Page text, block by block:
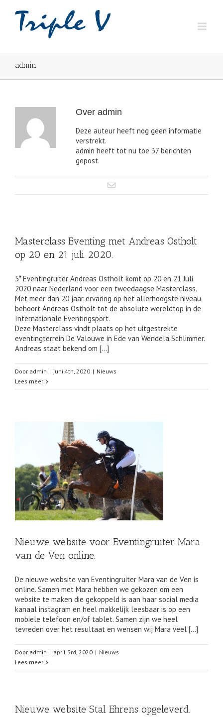
admin
Over admin
Deze auteur heeft nog geen informatie
verstrekt.
admin heeft tot nu toe 37 berichten
gepost.
Masterclass Eventing met Andreas Ostholt
op 20 en 21 juli 2020.
5* Eventingruiter Andreas Ostholt komt op 20 en 21 Juli
2020 naar Nederland voor een tweedaagse Masterclass.
Met meer dan 20 jaar ervaring op het allerhoogste niveau
behoort Andreas Ostholt tot de absolute wereldtop in de
Internationale Eventingsport.
Deze Masterclass vindt plaats op het uitgestrekte
eventingterrein De Valouwe in Ede van Wendela Schlimmer.
Andreas staat bekend om […]
Door admin | juni 4th, 2020 | Nieuws
Lees meer
Nieuwe website voor Eventingruiter Mara
van de Ven online.
De nieuwe website van Eventingruiter Mara van de Ven is
online. Samen met Mara hebben we gekozen om een
website te maken die gekoppeld is aan haar social media
kanaal instagram en heel makkelijk leesbaar is op een
mobiele telefoon en/of tablet. Samen zijn we heel
tevreden over het resultaat en wensen wij Mara veel […]
Door admin | april 3rd, 2020 | Nieuws
Lees meer
Nieuwe website Stal Ehrens opgeleverd.